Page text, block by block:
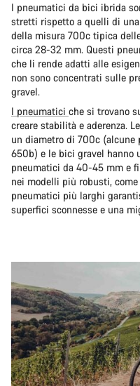
I pneumatici da bici ibrida
stretti rispetto a quelli di
della misura 700c tipica
circa 28-32 mm. Questi
che li rende adatti alle
non sono concentrati sulle
gravel.
I pneumatici che si trovano
creare stabilità e aderenza.
un diametro di 700c (alcune
650b) e le bici gravel hanno
pneumatici da 40-45 mm e
nei modelli più robusti,
pneumatici più larghi
superfici sconnesse e una